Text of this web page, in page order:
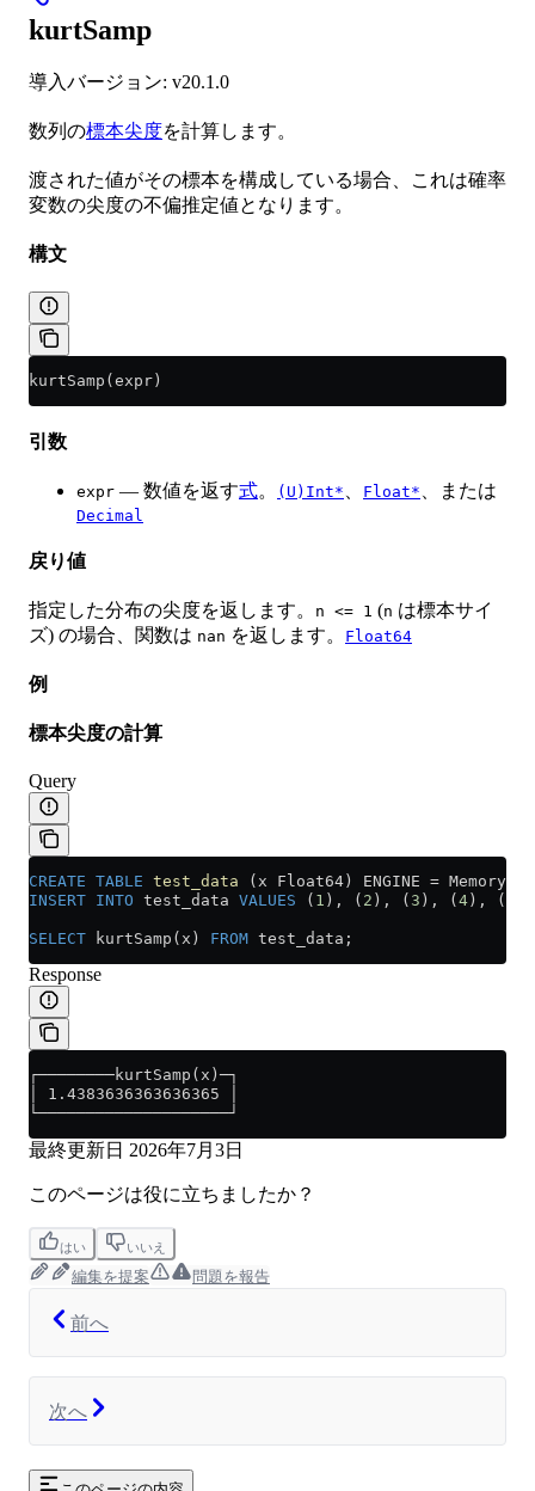
kurtSamp
導入バージョン: v20.1.0
数列の標本尖度を計算します。
渡された値がその標本を構成している場合、これは確率
変数の尖度の不偏推定値となります。
構文
kurtSamp(expr)
引数
expr — 数値を返す式。 (U)Int* 、 Float* 、または
Decimal
戻り値
指定した分布の尖度を返します。 n <= 1 (n は標本サイ
ズ) の場合、関数は nan を返します。 Float64
例
標本尖度の計算
Query
CREATE TABLE test_data (x Float64) ENGINE = Memory;
INSERT INTO test_data VALUES ( 1 ), ( 2 ), ( 3 ), ( 4 ), (
SELECT kurtSamp(x) FROM test_data;
Response
┌────────kurtSamp(x)─┐
│ 1.4383636363636365 │
└────────────────────┘
最終更新日 2026年7月3日
このページは役に立ちましたか？
はい いいえ
編集を提案 問題を報告
前へ
次へ